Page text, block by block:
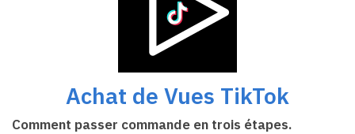
Achat de Vues TikTok
Comment passer commande en trois étapes.